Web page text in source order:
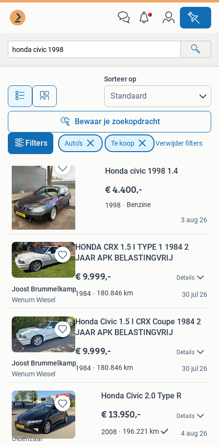
Alle afstanden…
Sorteer op
Bewaar je zoekopdracht
Filters Auto's Te koop Verwijder filters
Bewaren
in
Mijn
Favorieten
Honda civic 1998 1.4
€ 4.400,-
1998
Benzine
Cas Mack
Nijmegen
3 aug 26
Bewaren
in
Favorieten
HONDA CRX 1.5 I TYPE 1 1984 2
JAAR APK BELASTINGVRIJ
€ 9.999,- Details
1984 180.846 km
Joost Brummelkamp
Wenum Wiesel
30 jul 26
Bewaren
in
Favorieten
Honda Civic 1.5 I CRX Coupe 1984 2
JAAR APK BELASTINGVRIJ
€ 9.999,- Details
1984 180.846 km
Joost Brummelkamp
Wenum Wiesel
30 jul 26
Bewaren
in
Mijn
Favorieten
Honda Civic 2.0 Type R
€ 13.950,- Details
2008 196.221 km
Rob Wolthuis Auto's
Oldenzaal
4 aug 26